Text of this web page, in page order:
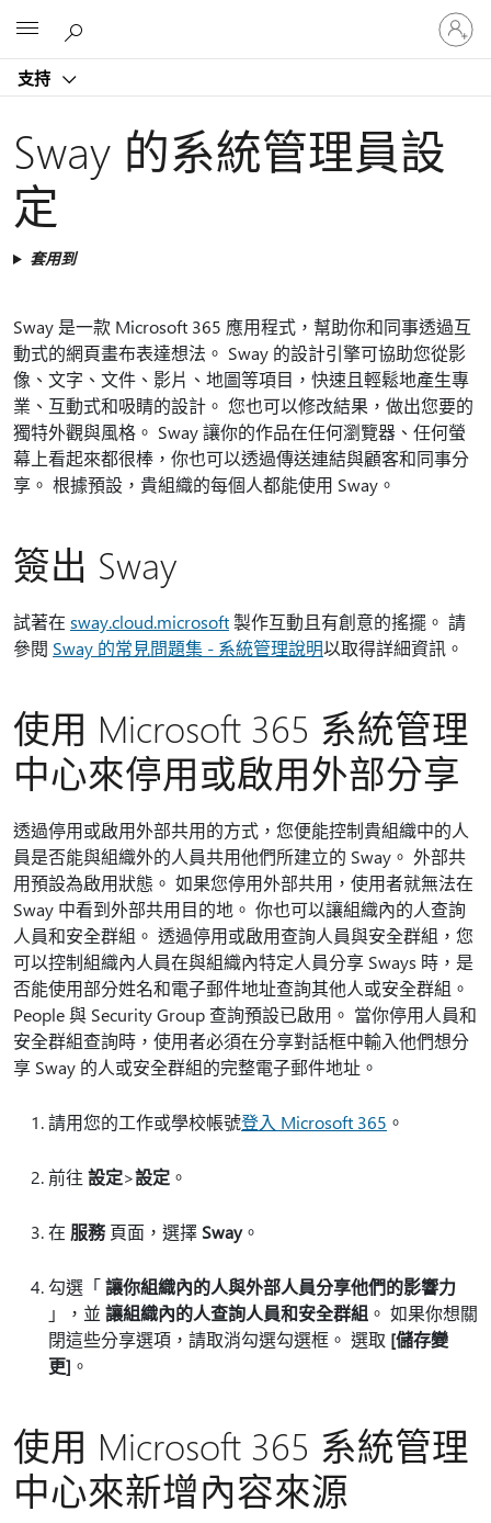
支持
登
入
您
戶
Sway 的系統管理員設
定
套用到
Sway 是一款 Microsoft 365 應用程式，幫助你和同事透過互
動式的網頁畫布表達想法。 Sway 的設計引擎可協助您從影
像、文字、文件、影片、地圖等項目，快速且輕鬆地產生專
業、互動式和吸睛的設計。 您也可以修改結果，做出您要的
獨特外觀與風格。 Sway 讓你的作品在任何瀏覽器、任何螢
幕上看起來都很棒，你也可以透過傳送連結與顧客和同事分
享。 根據預設，貴組織的每個人都能使用 Sway。
簽出 Sway
試著在 sway.cloud.microsoft製作互動且有創意的搖擺。 請
參閱 Sway 的常見問題集 - 系統管理說明以取得詳細資訊。
使用 Microsoft 365 系統管理
中心來停用或啟用外部分享
透過停用或啟用外部共用的方式，您便能控制貴組織中的人
員是否能與組織外的人員共用他們所建立的 Sway。 外部共
用預設為啟用狀態。 如果您停用外部共用，使用者就無法在
Sway 中看到外部共用目的地。 你也可以讓組織內的人查詢
人員和安全群組。 透過停用或啟用查詢人員與安全群組，您
可以控制組織內人員在與組織內特定人員分享 Sways 時，是
否能使用部分姓名和電子郵件地址查詢其他人或安全群組。
People 與 Security Group 查詢預設已啟用。 當你停用人員和
安全群組查詢時，使用者必須在分享對話框中輸入他們想分
享 Sway 的人或安全群組的完整電子郵件地址。
請用您的工作或學校帳號登入 Microsoft 365 。
前往 設定>設定 。
在 服務頁面，選擇 Sway。
勾選「讓你組織內的人與外部人員分享他們的影響力
」，並 讓組織內的人查詢人員和安全群組 。 如果你想關
閉這些分享選項，請取消勾選勾選框。 選取 [儲存變
更] 。
使用 Microsoft 365 系統管理
中心來新增內容來源